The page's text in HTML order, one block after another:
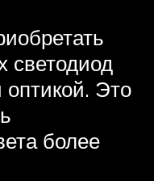
светодиод
оптикой. Это
более